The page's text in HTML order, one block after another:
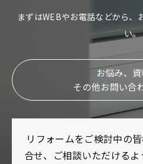
まずはWEBやお電話などから、
い。
お悩み、
その他お問い合
リフォームをご検討中の
合せ、ご相談いただけるよ